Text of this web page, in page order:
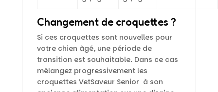
Changement de croquettes ?
Si ces croquettes sont nouvelles pour
votre chien âgé, une période de
transition est souhaitable. Dans ce cas
mélangez progressivement les
croquettes VetSaveur Senior à son